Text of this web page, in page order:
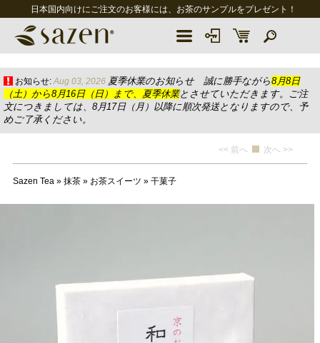
日本国内向けにご注文のお客様には、お茶のサンプルをプレゼント！
お知らせ: Aug 03, 2026 夏季休業のお知らせ 誠に勝手ながら8月8日
（土）から8月16日（日）まで、夏季休業とさせていただきます。ご注
文につきましては、8月17日（月）以降に順次発送となりますので、予
めご了承ください。
<< 前へ 次へ >>
Sazen Tea» 抹茶» お茶スイーツ » 干菓子